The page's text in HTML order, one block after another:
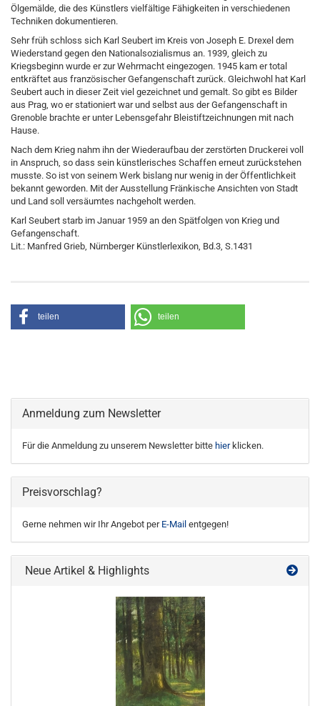
Ölgemälde, die des Künstlers vielfältige Fähigkeiten in verschiedenen
Techniken dokumentieren.
Sehr früh schloss sich Karl Seubert im Kreis von Joseph E. Drexel dem
Wiederstand gegen den Nationalsozialismus an. 1939, gleich zu
Kriegsbeginn wurde er zur Wehrmacht eingezogen. 1945 kam er total
entkräftet aus französischer Gefangenschaft zurück. Gleichwohl hat Karl
Seubert auch in dieser Zeit viel gezeichnet und gemalt. So gibt es Bilder
aus Prag, wo er stationiert war und selbst aus der Gefangenschaft in
Grenoble brachte er unter Lebensgefahr Bleistiftzeichnungen mit nach
Hause.
Nach dem Krieg nahm ihn der Wiederaufbau der zerstörten Druckerei voll
in Anspruch, so dass sein künstlerisches Schaffen erneut zurückstehen
musste. So ist von seinem Werk bislang nur wenig in der Öffentlichkeit
bekannt geworden. Mit der Ausstellung Fränkische Ansichten von Stadt
und Land soll versäumtes nachgeholt werden.
Karl Seubert starb im Januar 1959 an den Spätfolgen von Krieg und
Gefangenschaft.
Lit.: Manfred Grieb, Nürnberger Künstlerlexikon, Bd.3, S.1431
teilen teilen
Anmeldung zum Newsletter
Für die Anmeldung zu unserem Newsletter bitte hierklicken.
Preisvorschlag?
Gerne nehmen wir Ihr Angebot per E-Mail entgegen!
Neue Artikel & Highlights